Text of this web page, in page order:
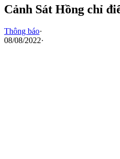
Cảnh Sát Hồng chỉ
Thông báo·
08/08/2022·